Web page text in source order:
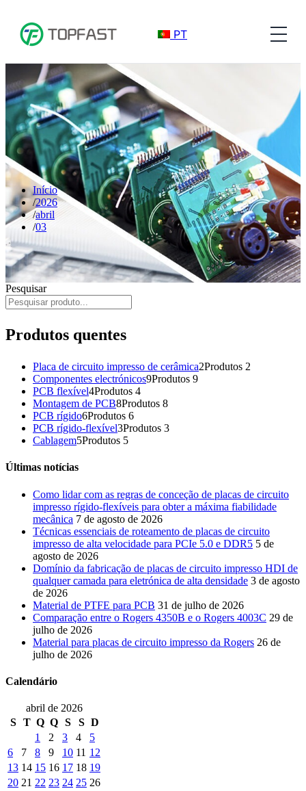
PT
Início
2026
abril
03
Pesquisar
Produtos quentes
Placa de circuito impresso de cerâmica2Produtos 2
Componentes electrónicos9Produtos 9
PCB flexível4Produtos 4
Montagem de PCB8Produtos 8
PCB rígido6Produtos 6
PCB rígido-flexível3Produtos 3
Cablagem5Produtos 5
Últimas notícias
Como lidar com as regras de conceção de placas de circuito
impresso rígido-flexíveis para obter a máxima fiabilidade
mecânica 7 de agosto de 2026
Técnicas essenciais de roteamento de placas de circuito
impresso de alta velocidade para PCIe 5.0 e DDR5 5 de
agosto de 2026
Domínio da fabricação de placas de circuito impresso HDI de
qualquer camada para eletrónica de alta densidade 3 de agosto
de 2026
Material de PTFE para PCB 31 de julho de 2026
Comparação entre o Rogers 4350B e o Rogers 4003C 29 de
julho de 2026
Material para placas de circuito impresso da Rogers 26 de
julho de 2026
Calendário
abril de 2026
S
T Q Q S S D
1
2 3 4
5
6
7 8 9 10 11 12
13 14 15 16 17 18 19
20 21 22 23 24 25 26